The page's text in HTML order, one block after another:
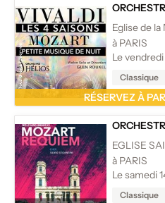
Eglise de
à PARIS
Le
Classique
RÉSERVEZ À
EGLISE
à PARIS
Le samedi
Classique